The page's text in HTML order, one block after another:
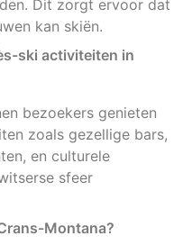
Dit zorgt ervoor dat
kan skiën.
ski activiteiten in
bezoekers genieten
zoals gezellige bars,
en culturele
sfeer
Montana?